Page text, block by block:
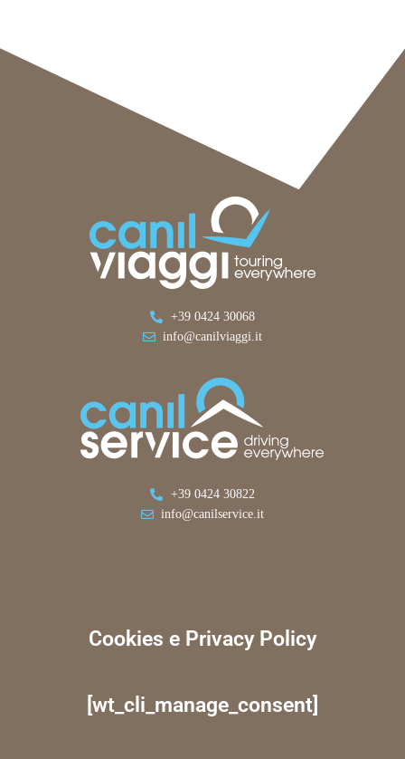
+39 0424 30068
info@canilviaggi.it
+39 0424 30822
info@canilservice.it
Cookies e Privacy Policy
[wt_cli_manage_consent]